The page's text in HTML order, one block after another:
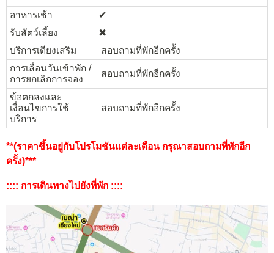
อาหารเช้า
✔︎
รับสัตว์เลี้ยง
✖︎
บริการเตียงเสริม
สอบถามที่พักอีกครั้ง
การเลื่อนวันเข้าพัก /
การยกเลิกการจอง
สอบถามที่พักอีกครั้ง
ข้อตกลงและ
เงื่อนไขการใช้
บริการ
สอบถามที่พักอีกครั้ง
**(ราคาขึ้นอยู่กับโปรโมชันแต่ละเดือน กรุณาสอบถามที่พักอีก
ครั้ง)***
:::: การเดินทางไปยังที่พัก ::::